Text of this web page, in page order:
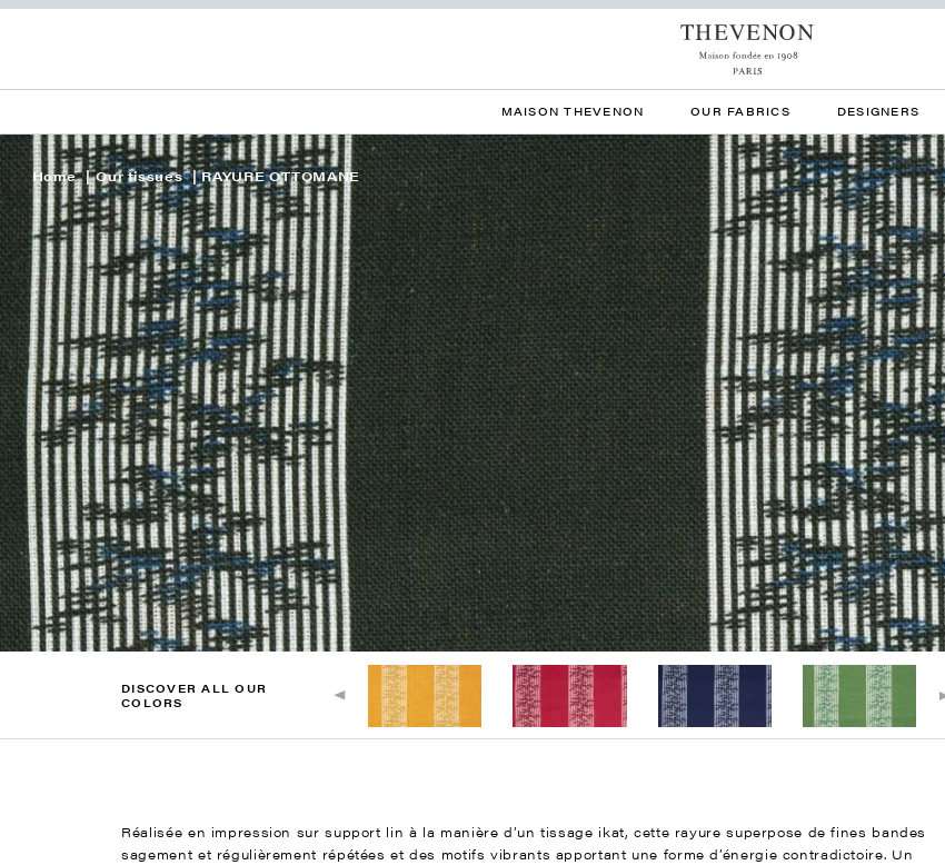
MAISON THEVENON OUR FABRICS DESIGNERS
Home Our tissues RAYURE OTTOMANE
DISCOVER ALL OUR
COLORS
Réalisée en impression sur support lin à la manière d’un tissage ikat, cette rayure superpose de fines bandes
sagement et régulièrement répétées et des motifs vibrants apportant une forme d’énergie contradictoire. Un